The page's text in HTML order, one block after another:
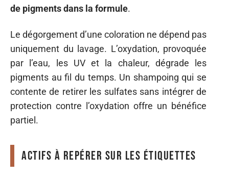
de pigments dans la formule.
Le dégorgement d’une coloration ne dépend pas
uniquement du lavage. L’oxydation, provoquée
par l’eau, les UV et la chaleur, dégrade les
pigments au fil du temps. Un shampoing qui se
contente de retirer les sulfates sans intégrer de
protection contre l’oxydation offre un bénéfice
partiel.
Actifs à repérer sur les étiquettes